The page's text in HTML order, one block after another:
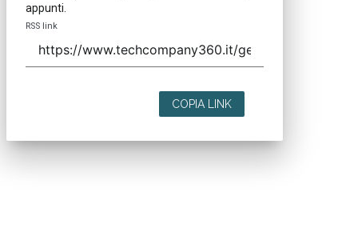
appunti.
RSS link
COPIA LINK